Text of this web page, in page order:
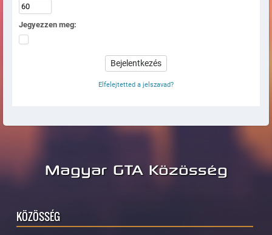
Jegyezzen meg:
Elfelejtetted a jelszavad?
Magyar GTA Közösség
KÖZÖSSÉG